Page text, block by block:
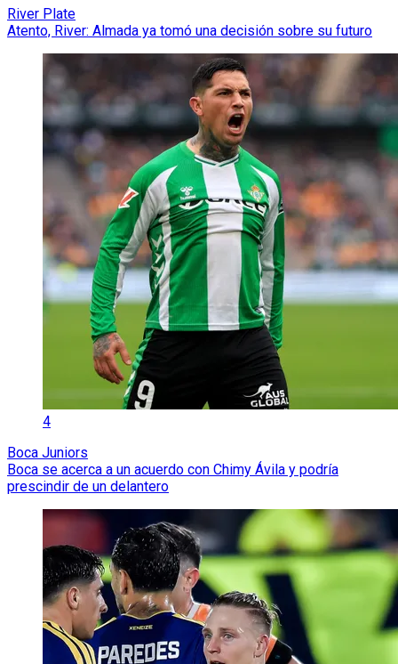
River Plate
Atento, River: Almada ya tomó una decisión sobre su futuro
4
Boca Juniors
Boca se acerca a un acuerdo con Chimy Ávila y podría
prescindir de un delantero